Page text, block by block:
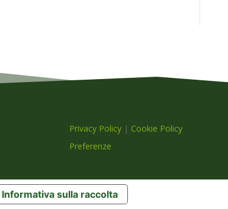
Privacy Policy | Cookie Policy
Preferenze
Informativa sulla raccolta